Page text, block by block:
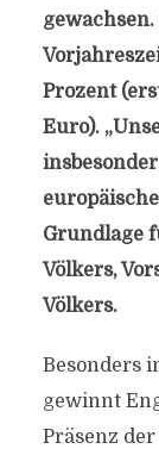
Prozent
Euro).
Grundlage
Völkers,
Völkers.
Besonders
gewinnt
Präsenz